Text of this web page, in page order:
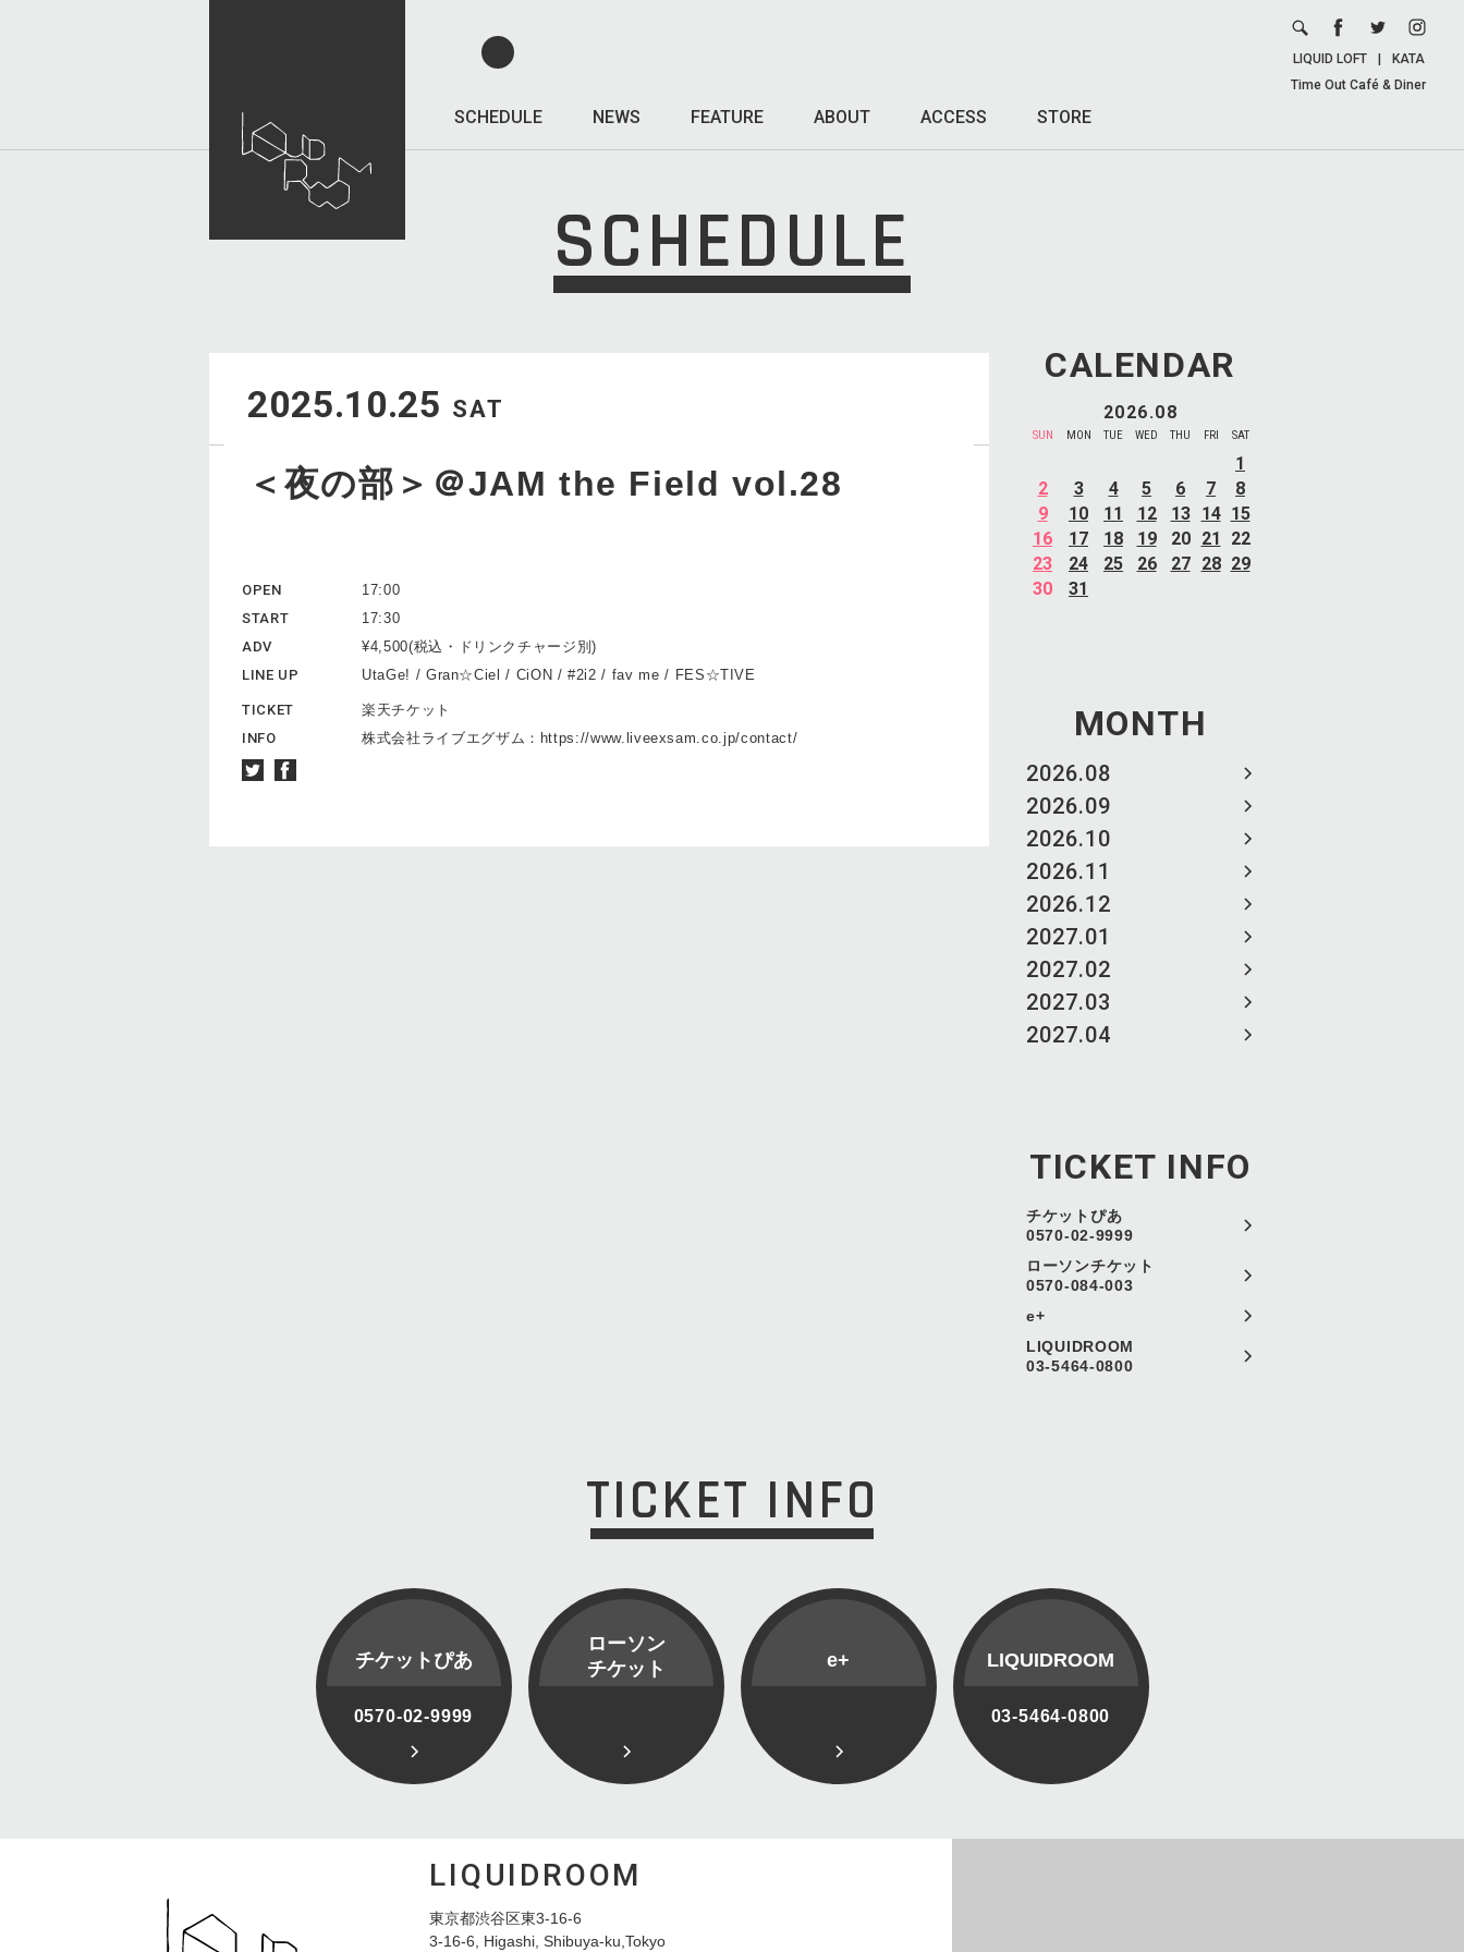
SCHEDULE NEWS FEATURE ABOUT ACCESS STORE
LIQUID LOFT
KATA
Time Out Café & Diner
SCHEDULE
CALENDAR
2026.08
SUN MON TUE WED THU FRI SAT
1
2
3 4 5 6 7
8
9
10 11 12 13 14 15
16
17 18 19 20 21
22
23
24 25 26 27 28 29
30
31
MONTH
2026.08
2026.09
2026.10
2026.11
2026.12
2027.01
2027.02
2027.03
2027.04
TICKET INFO
チケットぴあ
0570-02-9999
ローソンチケット
0570-084-003
e+
LIQUIDROOM
03-5464-0800
2025.10.25 SAT
＜夜の部＞＠JAM the Field vol.28
OPEN
17:00
START
17:30
ADV
¥4,500(税込・ドリンクチャージ別)
LINE UP
UtaGe! / Gran☆Ciel / CiON / #2i2 / fav me / FES☆TIVE
TICKET
楽天チケット
INFO
株式会社ライブエグザム：https://www.liveexsam.co.jp/contact/
TICKET INFO
チケットぴあ
0570-02-9999
ローソン
チケット
e+ LIQUIDROOM
03-5464-0800
LIQUIDROOM
東京都渋谷区東3-16-6
3-16-6, Higashi, Shibuya-ku,Tokyo